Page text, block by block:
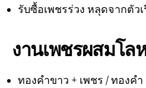
รับซื้อเพชรร่วง หลุดจากตัว
งานเพชรผสมโล
ทองคำขาว + เพชร / ทองคำ